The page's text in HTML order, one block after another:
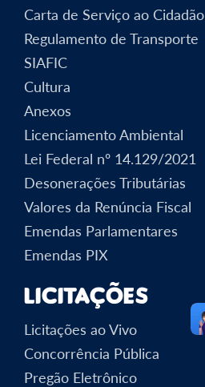
Carta de Serviço ao Cidadão
Regulamento de Transporte
SIAFIC
Cultura
Anexos
Licenciamento Ambiental
Lei Federal nº 14.129/2021
Desonerações Tributárias
Valores da Renúncia Fiscal
Emendas Parlamentares
Emendas PIX
Licitações
Licitações ao Vivo
Concorrência Pública
Pregão Eletrônico